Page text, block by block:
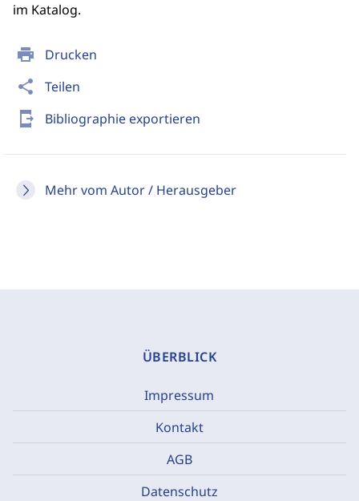
print Drucken
share Teilen
send_to_mobile Bibliographie exportieren
Mehr vom Autor / Herausgeber
im Katalog.
ÜBERBLICK
Impressum
Kontakt
AGB
Datenschutz